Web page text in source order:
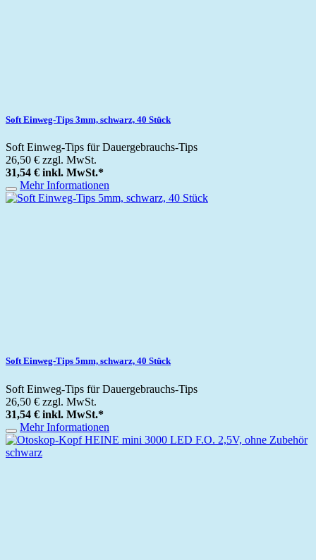
Soft Einweg-Tips 3mm, schwarz, 40 Stück
Soft Einweg-Tips für Dauergebrauchs-Tips
26,50 € zzgl. MwSt.
31,54 € inkl. MwSt.*
Mehr Informationen
Soft Einweg-Tips 5mm, schwarz, 40 Stück
Soft Einweg-Tips für Dauergebrauchs-Tips
26,50 € zzgl. MwSt.
31,54 € inkl. MwSt.*
Mehr Informationen